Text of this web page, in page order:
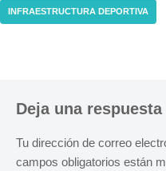
INFRAESTRUCTURA DEPORTIVA
Deja una respuesta
Tu dirección de correo
campos obligatorios están